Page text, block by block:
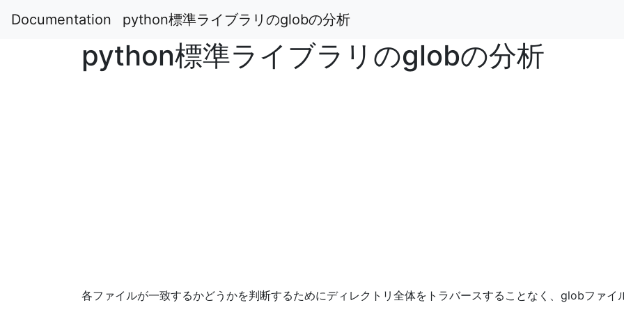
Documentation python標準ライブラリのglobの分析
python標準ライブラリのglobの分析
各ファイルが一致するかどうかを判断するためにディレクトリ全体をトラバースすることなく、globファイ